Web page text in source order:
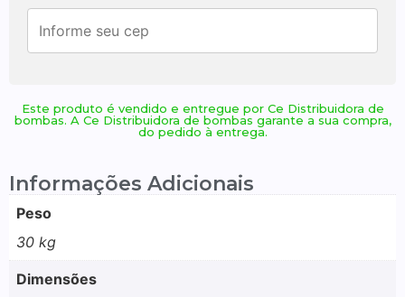
Este produto é vendido e entregue por Ce Distribuidora de
bombas. A Ce Distribuidora de bombas garante a sua compra,
do pedido à entrega.
Informações Adicionais
Peso
30 kg
Dimensões